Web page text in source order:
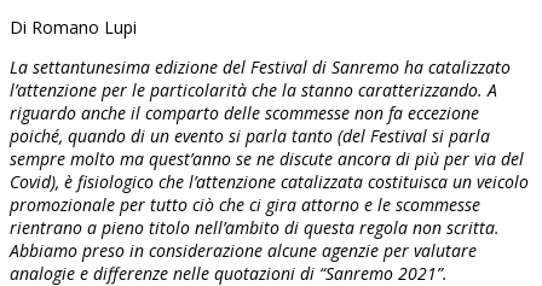
Di Romano Lupi
La settantunesima edizione del Festival di Sanremo ha catalizzato
l’attenzione per le particolarità che la stanno caratterizzando. A
riguardo anche il comparto delle scommesse non fa eccezione
poiché, quando di un evento si parla tanto (del Festival si parla
sempre molto ma quest’anno se ne discute ancora di più per via del
Covid), è fisiologico che l’attenzione catalizzata costituisca un veicolo
promozionale per tutto ciò che ci gira attorno e le scommesse
rientrano a pieno titolo nell’ambito di questa regola non scritta.
Abbiamo preso in considerazione alcune agenzie per valutare
analogie e differenze nelle quotazioni di “Sanremo 2021”.